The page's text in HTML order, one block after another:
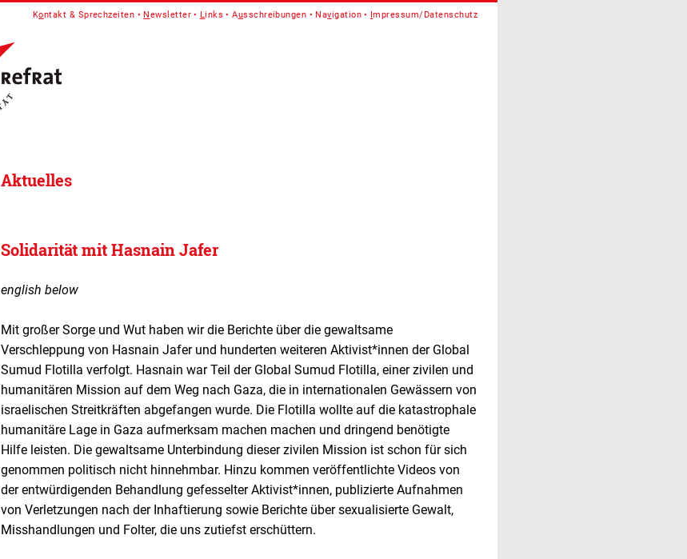
Kontakt & Sprechzeiten Newsletter Links Ausschreibungen Navigation Impressum/Datenschutz
Aktuelles
Solidarität mit Hasnain Jafer
english below
Mit großer Sorge und Wut haben wir die Berichte über die gewaltsame
Verschleppung von Hasnain Jafer und hunderten weiteren Aktivist*innen der Global
Sumud Flotilla verfolgt. Hasnain war Teil der Global Sumud Flotilla, einer zivilen und
humanitären Mission auf dem Weg nach Gaza, die in internationalen Gewässern von
israelischen Streitkräften abgefangen wurde. Die Flotilla wollte auf die katastrophale
humanitäre Lage in Gaza aufmerksam machen machen und dringend benötigte
Hilfe leisten. Die gewaltsame Unterbindung dieser zivilen Mission ist schon für sich
genommen politisch nicht hinnehmbar. Hinzu kommen veröffentlichte Videos von
der entwürdigenden Behandlung gefesselter Aktivist*innen, publizierte Aufnahmen
von Verletzungen nach der Inhaftierung sowie Berichte über sexualisierte Gewalt,
Misshandlungen und Folter, die uns zutiefst erschüttern.